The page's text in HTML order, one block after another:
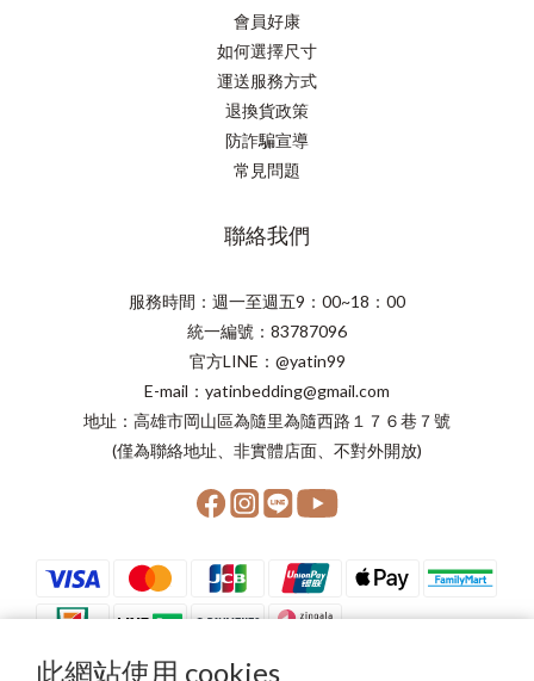
此網站使用 cookies
會員好康
如何選擇尺寸
運送服務方式
退換貨政策
防詐騙宣導
常見問題
聯絡我們
服務時間：週一至週五9：00~18：00
統一編號：83787096
官方LINE：@yatin99
E-mail：yatinbedding@gmail.com
地址：高雄市岡山區為隨里為隨西路１７６巷７號
(僅為聯絡地址、非實體店面、不對外開放)